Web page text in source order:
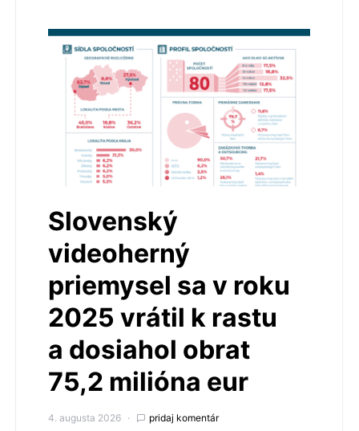
Slovenský
videoherný
priemysel sa v roku
2025 vrátil k rastu
a dosiahol obrat
75,2 milióna eur
4. augusta 2026 pridaj komentár